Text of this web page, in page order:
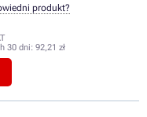
30 dni: 92,21 zł
produkt?